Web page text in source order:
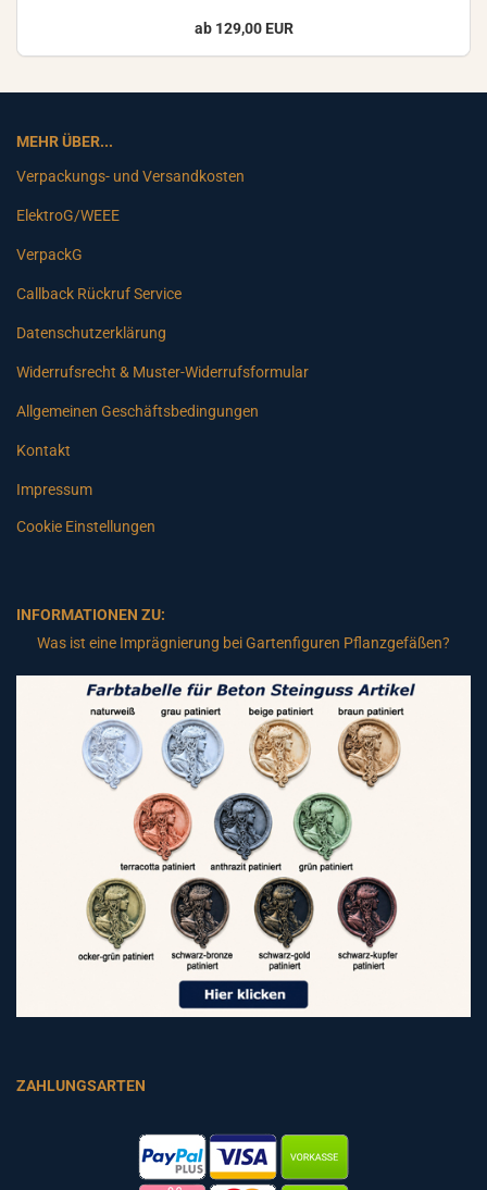
ab 129,00 EUR
MEHR ÜBER...
Verpackungs- und Versandkosten
ElektroG/WEEE
VerpackG
Callback Rückruf Service
Datenschutzerklärung
Widerrufsrecht & Muster-Widerrufsformular
Allgemeinen Geschäftsbedingungen
Kontakt
Impressum
Cookie Einstellungen
INFORMATIONEN ZU:
Was ist eine Imprägnierung bei Gartenfiguren Pflanzgefäßen?
ZAHLUNGSARTEN